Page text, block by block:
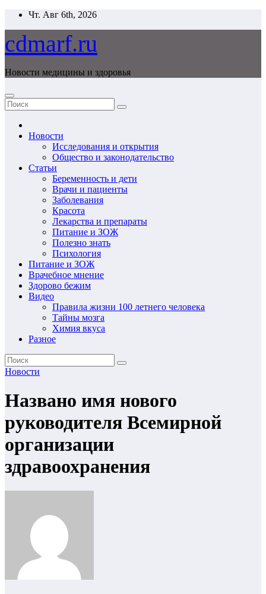
Перейти
содержимому
Чт. Авг 6th, 2026
cdmarf.ru
Новости медицины и здоровья
Новости
Исследования и открытия
Общество и законодательство
Статьи
Беременность и дети
Врачи и пациенты
Заболевания
Красота
Лекарства и препараты
Питание и ЗОЖ
Полезно знать
Психология
Питание и ЗОЖ
Врачебное мнение
Здорово бежим
Видео
Правила жизни 100 летнего человека
Тайны мозга
Химия вкуса
Разное
Новости
Названо имя нового
руководителя Всемирной
организации
здравоохранения